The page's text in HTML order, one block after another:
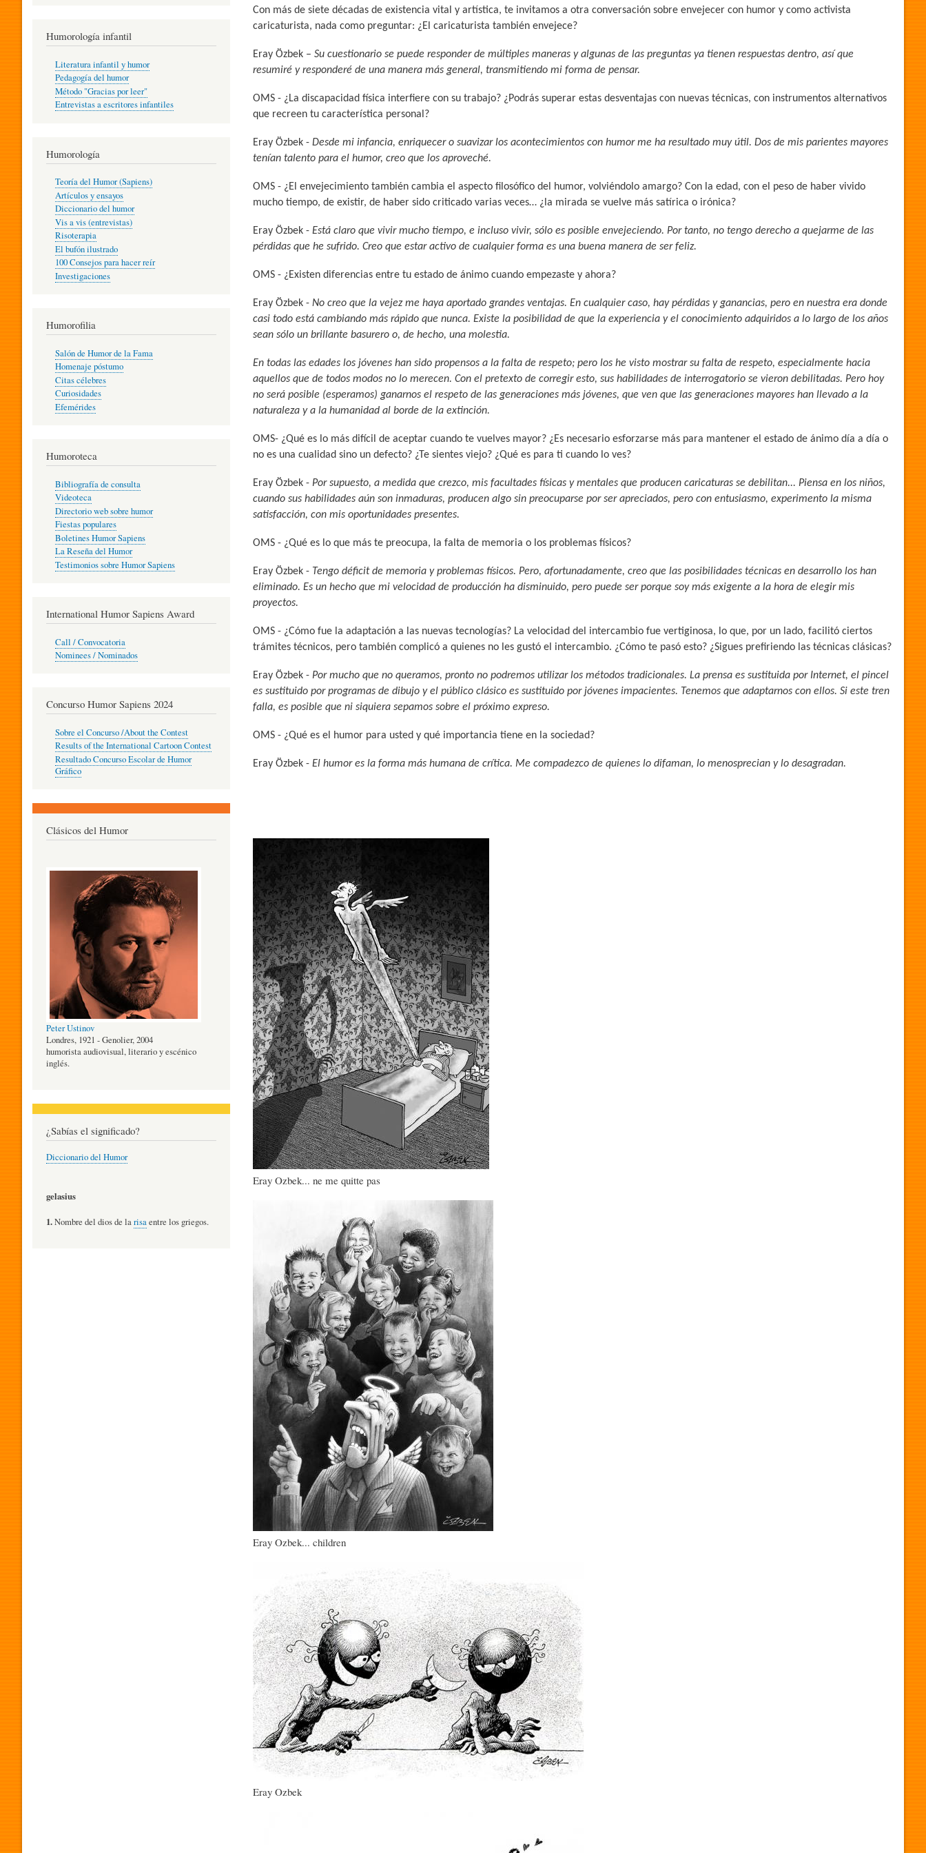
D
G
L
L
H
U
M
O
R
(
S
A
P
I
E
N
S
)
A
T
C
U
L
O
S
Y
E
A
Y
O
S
I
C
C
I
O
N
A
A
C
T
U
A
L
I
D
A
D
S
A
L
Ó
N
D
H
O
R
D
E
L
A
A
M
A
H
I
T
O
S
E
L
A
H
S
D
E
H
U
M
O
R
B
B
L
I
O
G
R
F
Í
A
-
H
M
Con más de siete décadas de existencia vital y artística, te invitamos a otra conversación sobre envejecer con humor y como activista
caricaturista, nada como preguntar: ¿El caricaturista también envejece?
Eray Özbek – Su cuestionario se puede responder de múltiples maneras y algunas de las preguntas ya tienen respuestas dentro, así que
resumiré y responderé de una manera más general, transmitiendo mi forma de pensar.
OMS - ¿La discapacidad física interfiere con su trabajo? ¿Podrás superar estas desventajas con nuevas técnicas, con instrumentos alternativos
que recreen tu característica personal?
Eray Özbek - Desde mi infancia, enriquecer o suavizar los acontecimientos con humor me ha resultado muy útil. Dos de mis parientes mayores
tenían talento para el humor, creo que los aproveché.
OMS - ¿El envejecimiento también cambia el aspecto filosófico del humor, volviéndolo amargo? Con la edad, con el peso de haber vivido
mucho tiempo, de existir, de haber sido criticado varias veces… ¿la mirada se vuelve más satírica o irónica?
Eray Özbek - Está claro que vivir mucho tiempo, e incluso vivir, sólo es posible envejeciendo. Por tanto, no tengo derecho a quejarme de las
pérdidas que he sufrido. Creo que estar activo de cualquier forma es una buena manera de ser feliz.
OMS - ¿Existen diferencias entre tu estado de ánimo cuando empezaste y ahora?
Eray Özbek - No creo que la vejez me haya aportado grandes ventajas. En cualquier caso, hay pérdidas y ganancias, pero en nuestra era donde
casi todo está cambiando más rápido que nunca. Existe la posibilidad de que la experiencia y el conocimiento adquiridos a lo largo de los años
sean sólo un brillante basurero o, de hecho, una molestia.
En todas las edades los jóvenes han sido propensos a la falta de respeto; pero los he visto mostrar su falta de respeto, especialmente hacia
aquellos que de todos modos no lo merecen. Con el pretexto de corregir esto, sus habilidades de interrogatorio se vieron debilitadas. Pero hoy
no será posible (esperamos) ganarnos el respeto de las generaciones más jóvenes, que ven que las generaciones mayores han llevado a la
naturaleza y a la humanidad al borde de la extinción.
OMS- ¿Qué es lo más difícil de aceptar cuando te vuelves mayor? ¿Es necesario esforzarse más para mantener el estado de ánimo día a día o
no es una cualidad sino un defecto? ¿Te sientes viejo? ¿Qué es para ti cuando lo ves?
Eray Özbek - Por supuesto, a medida que crezco, mis facultades físicas y mentales que producen caricaturas se debilitan... Piensa en los niños,
cuando sus habilidades aún son inmaduras, producen algo sin preocuparse por ser apreciados, pero con entusiasmo, experimento la misma
satisfacción, con mis oportunidades presentes.
OMS - ¿Qué es lo que más te preocupa, la falta de memoria o los problemas físicos?
Eray Özbek - Tengo déficit de memoria y problemas físicos. Pero, afortunadamente, creo que las posibilidades técnicas en desarrollo los han
eliminado. Es un hecho que mi velocidad de producción ha disminuido, pero puede ser porque soy más exigente a la hora de elegir mis
proyectos.
OMS - ¿Cómo fue la adaptación a las nuevas tecnologías? La velocidad del intercambio fue vertiginosa, lo que, por un lado, facilitó ciertos
trámites técnicos, pero también complicó a quienes no les gustó el intercambio. ¿Cómo te pasó esto? ¿Sigues prefiriendo las técnicas clásicas?
Eray Özbek - Por mucho que no queramos, pronto no podremos utilizar los métodos tradicionales. La prensa es sustituida por Internet, el pincel
es sustituido por programas de dibujo y el público clásico es sustituido por jóvenes impacientes. Tenemos que adaptarnos con ellos. Si este tren
falla, es posible que ni siquiera sepamos sobre el próximo expreso.
OMS - ¿Qué es el humor para usted y qué importancia tiene en la sociedad?
Eray Özbek - El humor es la forma más humana de crítica. Me compadezco de quienes lo difaman, lo menosprecian y lo desagradan.
Eray Ozbek... ne me quitte pas
Eray Ozbek... children
Eray Ozbek
Humorología infantil
Literatura infantil y humor
Pedagogía del humor
Método "Gracias por leer"
Entrevistas a escritores infantiles
Humorología
Teoría del Humor (Sapiens)
Artículos y ensayos
Diccionario del humor
Vis a vis (entrevistas)
Risoterapia
El bufón ilustrado
100 Consejos para hacer reír
Investigaciones
Humorofilia
Salón de Humor de la Fama
Homenaje póstumo
Citas célebres
Curiosidades
Efemérides
Humoroteca
Bibliografía de consulta
Videoteca
Directorio web sobre humor
Fiestas populares
Boletines Humor Sapiens
La Reseña del Humor
Testimonios sobre Humor Sapiens
International Humor Sapiens Award
Call / Convocatoria
Nominees / Nominados
Concurso Humor Sapiens 2024
Sobre el Concurso /About the Contest
Results of the International Cartoon Contest
Resultado Concurso Escolar de Humor
Gráfico
Clásicos del Humor
Peter Ustinov
Londres, 1921 - Genolier, 2004
humorista audiovisual, literario y escénico
inglés.
¿Sabías el significado?
Diccionario del Humor
gelasius
1.Nombre del dios de larisaentre los griegos.